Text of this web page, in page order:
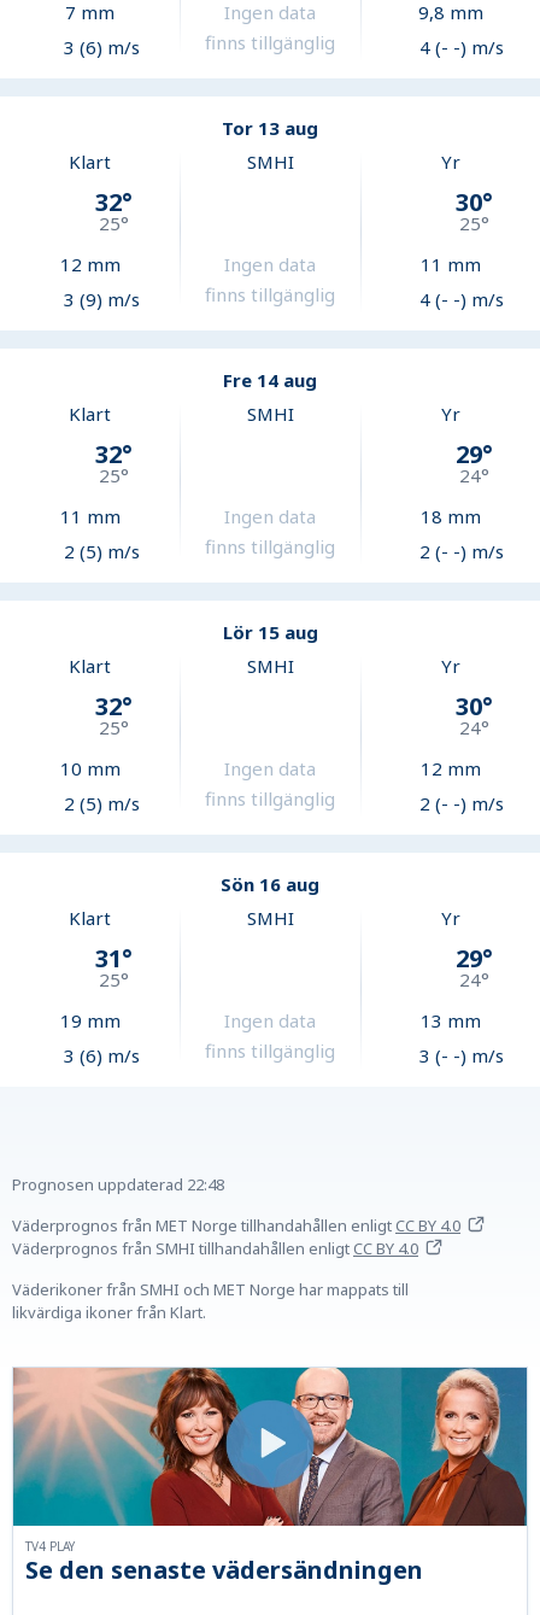
7 mm
3 (6) m/s
Ingen data
finns tillgänglig
9,8 mm
4 (- -) m/s
Tor 13 aug
Klart
32°
25°
12 mm
3 (9) m/s
SMHI
Ingen data
finns tillgänglig
Yr
30°
25°
11 mm
4 (- -) m/s
Fre 14 aug
Klart
32°
25°
11 mm
2 (5) m/s
SMHI
Ingen data
finns tillgänglig
Yr
29°
24°
18 mm
2 (- -) m/s
Lör 15 aug
Klart
32°
25°
10 mm
2 (5) m/s
SMHI
Ingen data
finns tillgänglig
Yr
30°
24°
12 mm
2 (- -) m/s
Sön 16 aug
Klart
31°
25°
19 mm
3 (6) m/s
SMHI
Ingen data
finns tillgänglig
Yr
29°
24°
13 mm
3 (- -) m/s
Prognosen uppdaterad 22:48
Väderprognos från MET Norge tillhandahållen enligtCC BY 4.0
Väderprognos från SMHI tillhandahållen enligtCC BY 4.0
Väderikoner från SMHI och MET Norge har mappats till
likvärdiga ikoner från Klart.
Se den senaste vädersändningen
TV4 PLAY